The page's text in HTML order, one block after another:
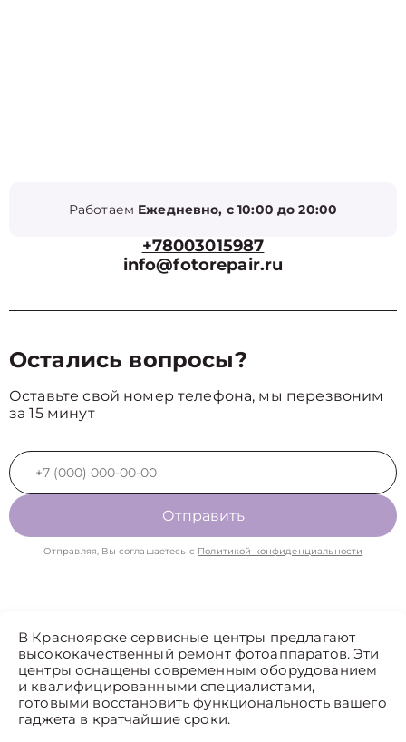
Работаем Ежедневно, с 10:00 до 20:00
+78003015987
info@fotorepair.ru
Остались вопросы?
Оставьте свой номер телефона, мы перезвоним
за 15 минут
Отправить
Отправляя, Вы соглашаетесь с Политикой конфиденциальности
В Красноярске сервисные центры предлагают
высококачественный ремонт фотоаппаратов. Эти
центры оснащены современным оборудованием
и квалифицированными специалистами,
готовыми восстановить функциональность вашего
гаджета в кратчайшие сроки.